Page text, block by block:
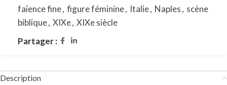
faïence fine, figure féminine, Italie, Naples, scène
biblique, XIXe, XIXe siècle
Partager :
Description